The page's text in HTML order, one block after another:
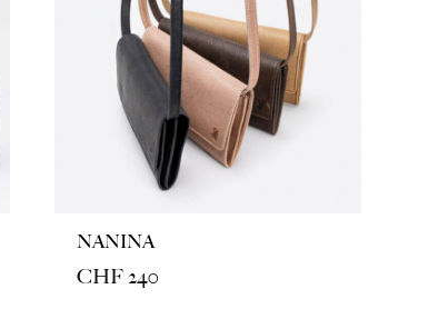
NANINA
CHF240